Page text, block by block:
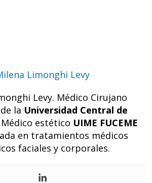
Limonghi Levy
Levy. Médico Cirujano
la Universidad Central de
Médico estético UIME FUCEME
en tratamientos médicos
faciales y corporales.